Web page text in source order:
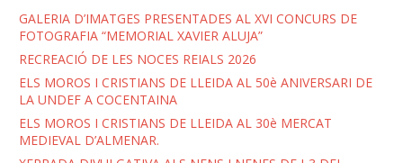
GALERIA D’IMATGES PRESENTADES AL XVI CONCURS DE
FOTOGRAFIA “MEMORIAL XAVIER ALUJA”
RECREACIÓ DE LES NOCES REIALS 2026
ELS MOROS I CRISTIANS DE LLEIDA AL 50è ANIVERSARI DE
LA UNDEF A COCENTAINA
ELS MOROS I CRISTIANS DE LLEIDA AL 30è MERCAT
MEDIEVAL D’ALMENAR.